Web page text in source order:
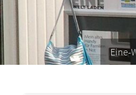
Eine-